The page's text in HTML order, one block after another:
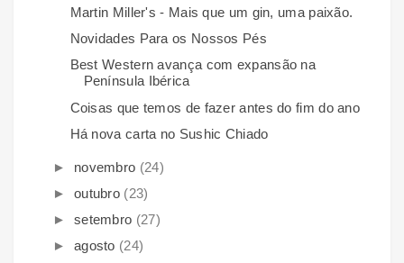
Martin Miller's - Mais que um gin, uma paixão.
Novidades Para os Nossos Pés
Best Western avança com expansão na
Península Ibérica
Coisas que temos de fazer antes do fim do ano
Há nova carta no Sushic Chiado
► novembro (24)
► outubro (23)
► setembro (27)
► agosto (24)